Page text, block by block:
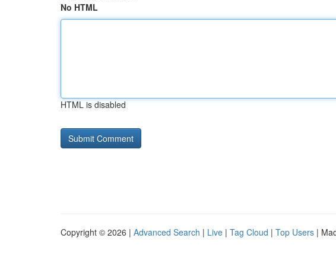
No HTML
HTML is disabled
Copyright © 2026 | Advanced Search | Live | Tag Cloud | Top Users |